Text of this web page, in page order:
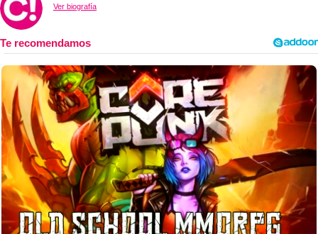
Ver biografía